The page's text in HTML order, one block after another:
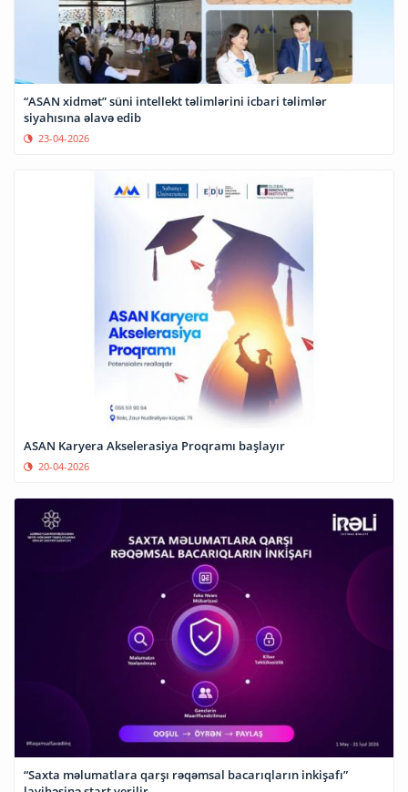
“ASAN xidmət” süni intellekt təlimlərini icbari təlimlər
siyahısına əlavə edib
23-04-2026
ASAN Karyera Akselerasiya Proqramı başlayır
20-04-2026
“Saxta məlumatlara qarşı rəqəmsal bacarıqların inkişafı”